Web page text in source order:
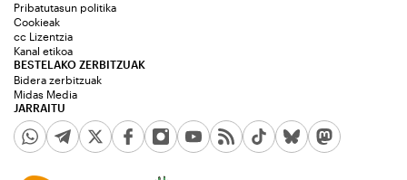
JARRAITU
Pribatutasun politika
Cookieak
cc Lizentzia
Kanal etikoa
BESTELAKO ZERBITZUAK
Bidera zerbitzuak
Midas Media